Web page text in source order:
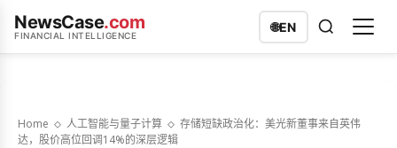
NewsCase.com
FINANCIAL INTELLIGENCE
🌐EN
Home 人工智能与量子计算
存储短缺政治化：美光新董事来自英伟
达，股价高位回调14%的深层逻辑